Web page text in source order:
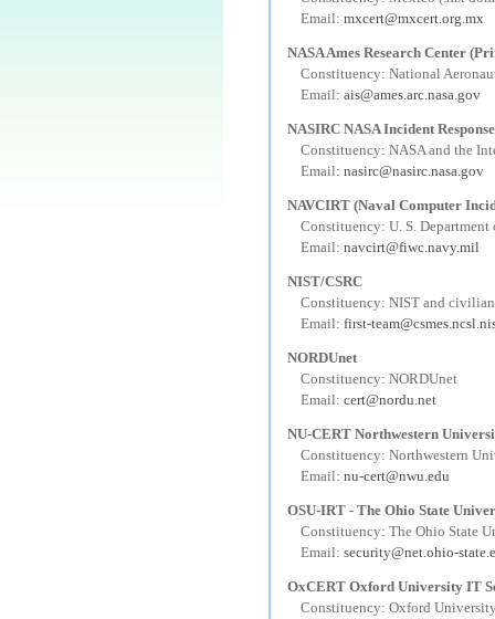
Email: mxcert@mxcert.org.mx
NASA Ames Research Center
Constituency: National
Email: ais@ames.arc.nasa.gov
NASIRC NASA Incident
Constituency: NASA and the
Email: nasirc@nasirc.nasa.gov
NAVCIRT (Naval Computer
Constituency: U. S. Department
Email: navcirt@fiwc.navy.mil
NIST/CSRC
Constituency: NIST and
Email: first-
NORDUnet
Constituency: NORDUnet
Email: cert@nordu.net
NU-CERT Northwestern
Constituency: Northwestern
Email: nu-cert@nwu.edu
OSU-IRT - The Ohio State
Constituency: The Ohio State
Email: security@net.ohio-
OxCERT Oxford University IT
Constituency: Oxford